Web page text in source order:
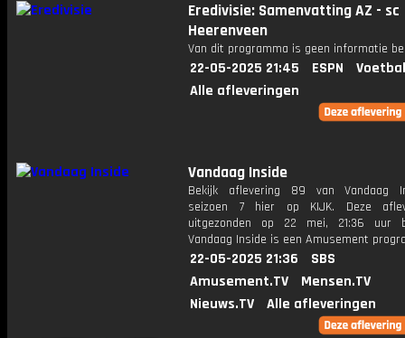
Eredivisie: Samenvatting AZ - sc
Heerenveen
Van dit programma is geen informatie
22-05-2025 21:45 ESPN
Alle afleveringen
Vandaag Inside
Bekijk aflevering 89 van Vandaag
seizoen 7 hier op KIJK. Deze
uitgezonden op 22 mei, 21:36 uur
Vandaag Inside is een Amusement
22-05-2025 21:36
SBS
Amusement.TV
Mensen.TV
Nieuws.TV
Alle afleveringen